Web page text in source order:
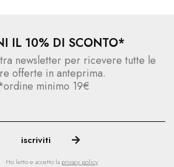
IL 10% DI SCONTO*
newsletter per ricevere tutte le
offerte in anteprima.
minimo 19€
Ho letto e accetto la privacy policy